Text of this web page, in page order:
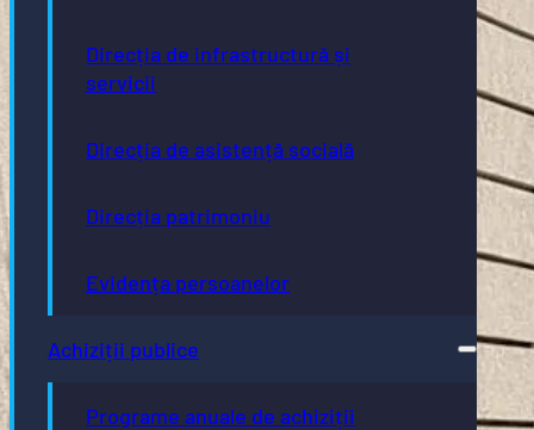
Direcția de infrastructură și
servicii
Direcția de asistență socială
Direcția patrimoniu
Evidența persoanelor
Achiziții publice
Programe anuale de achiziții